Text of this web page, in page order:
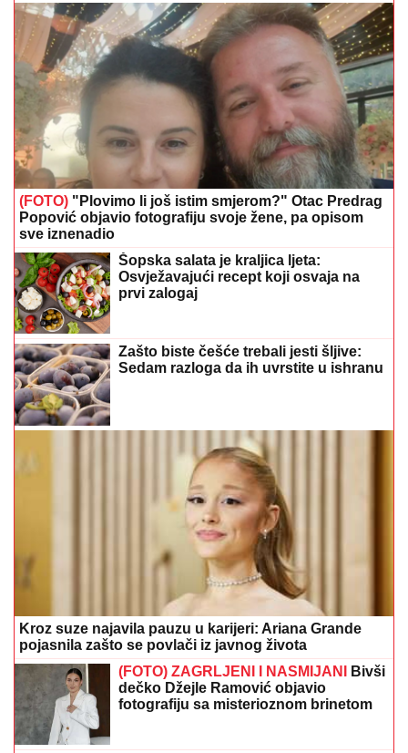
(FOTO) "Plovimo li još istim smjerom?" Otac Predrag
Popović objavio fotografiju svoje žene, pa opisom
sve iznenadio
Šopska salata je kraljica ljeta:
Osvježavajući recept koji osvaja na
prvi zalogaj
Zašto biste češće trebali jesti šljive:
Sedam razloga da ih uvrstite u ishranu
Kroz suze najavila pauzu u karijeri: Ariana Grande
pojasnila zašto se povlači iz javnog života
(FOTO) ZAGRLJENI I NASMIJANI
Bivši
dečko Džejle Ramović objavio
fotografiju sa misterioznom brinetom